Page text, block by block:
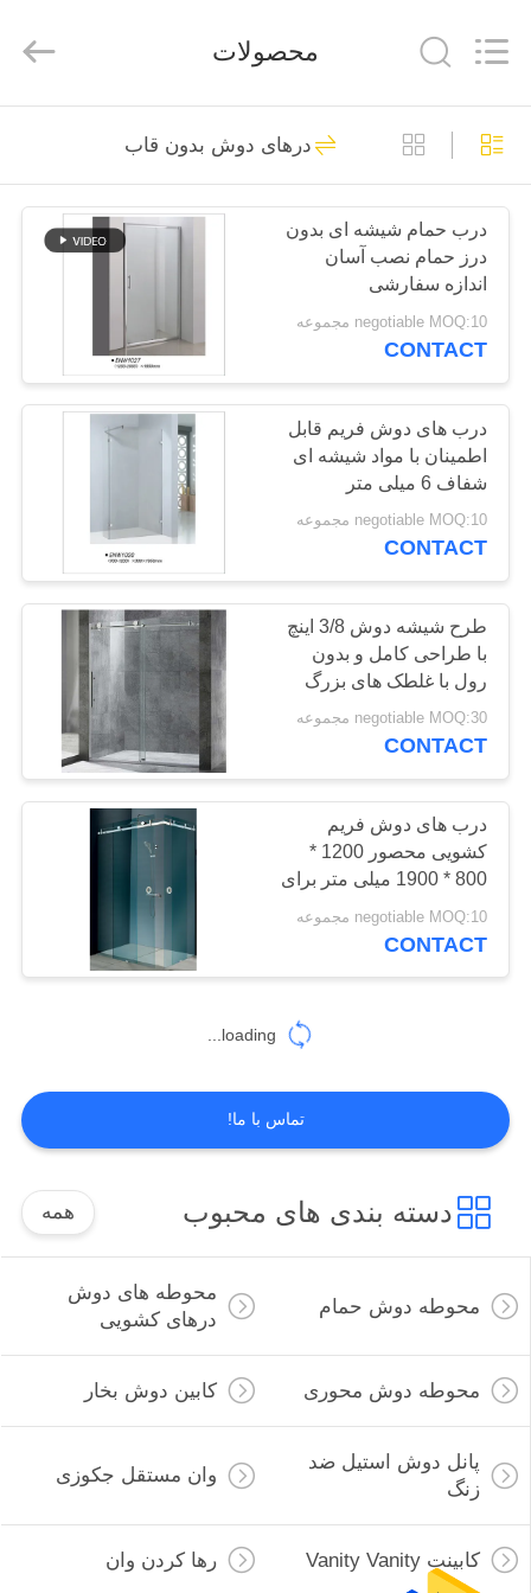
خانه
محصولات
درباره
تور
کارخانه
کنترل
کیفیت
تماس
بگیرید
اخبار
درخواست
نقل
قول
سایت
POLICY
CO.,LTD.
محوطه دوش حمام
محوطه های دوش
درهای کشویی
31
محوطه دوش محوری
25
کابین دوش بخار
92
پانل دوش استیل ضد
زنگ
31
وان مستقل جکوزی
65
محصولات
درهای دوش بدون قاب
درب حمام شیشه ای بدون
درز حمام نصب آسان
اندازه سفارشی
negotiable MOQ:10 مجموعه
CONTACT
درب های دوش فریم قابل
اطمینان با مواد شیشه ای
شفاف 6 میلی متر
negotiable MOQ:10 مجموعه
CONTACT
طرح شیشه دوش 3/8 اینچ
با طراحی کامل و بدون
رول با غلطک های بزرگ
صاف
negotiable MOQ:30 مجموعه
CONTACT
درب های دوش فریم
کشویی محصور 1200 *
800 * 1900 میلی متر برای
هتل / آپارتمان
negotiable MOQ:10 مجموعه
CONTACT
loading...
تماس با ما!
دسته بندی های محبوب همه
محوطه دوش حمام
محوطه های دوش
درهای کشویی
محوطه دوش محوری کابین دوش بخار
پانل دوش استیل ضد
زنگ
وان مستقل جکوزی
کابینت Vanity Vanity رها کردن وان